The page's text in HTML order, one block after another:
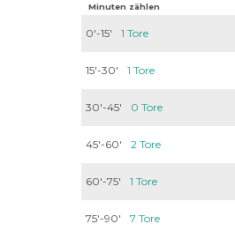
Minuten zählen
0'-15' 1 Tore
15'-30' 1 Tore
30'-45' 0 Tore
45'-60' 2 Tore
60'-75' 1 Tore
75'-90' 7 Tore